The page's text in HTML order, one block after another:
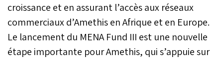
croissance et en assurant l’accès aux réseaux
commerciaux d’Amethis en Afrique et en Europe.
Le lancement du MENA Fund III est une nouvelle
étape importante pour Amethis, qui s’appuie sur